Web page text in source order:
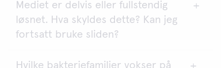
Ja. Enterobacteriaceae kan overleve frysing.
Mediet er delvis eller fullstendig
løsnet. Hva skyldes dette? Kan jeg
fortsatt bruke sliden?
Hvilke bakteriefamilier vokser på